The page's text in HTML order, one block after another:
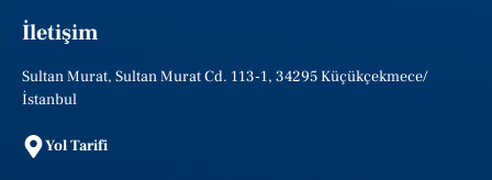
İletişim
Sultan Murat, Sultan Murat Cd. 113-1, 34295 Küçükçekmece/
İstanbul
Yol Tarifi